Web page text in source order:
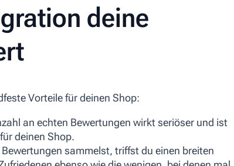
deine
Vorteile für deinen Shop:
an echten Bewertungen wirkt seriöser und ist
deinen Shop.
sammelst, triffst du einen breiten